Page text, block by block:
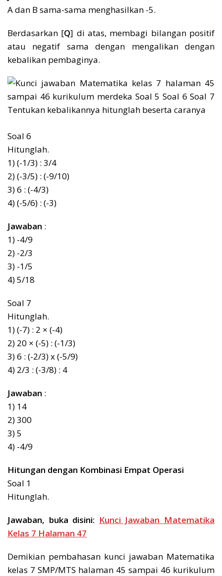
A dan B sama-sama menghasilkan -5.
Berdasarkan [Q] di atas, membagi bilangan positif
atau negatif sama dengan mengalikan dengan
kebalikan pembaginya.
Soal 6
Hitunglah.
1) (-1/3) : 3/4
2) (-3/5) : (-9/10)
3) 6 : (-4/3)
4) (-5/6) : (-3)
Jawaban :
1) -4/9
2) -2/3
3) -1/5
4) 5/18
Soal 7
Hitunglah.
1) (-7) : 2 × (-4)
2) 20 × (-5) : (-1/3)
3) 6 : (-2/3) x (-5/9)
4) 2/3 : (-3/8) : 4
Jawaban :
1) 14
2) 300
3) 5
4) -4/9
Hitungan dengan Kombinasi Empat Operasi
Soal 1
Hitunglah.
Jawaban, buka disini: Kunci Jawaban Matematika
Kelas 7 Halaman 47
Demikian pembahasan kunci jawaban Matematika
kelas 7 SMP/MTS halaman 45 sampai 46 kurikulum